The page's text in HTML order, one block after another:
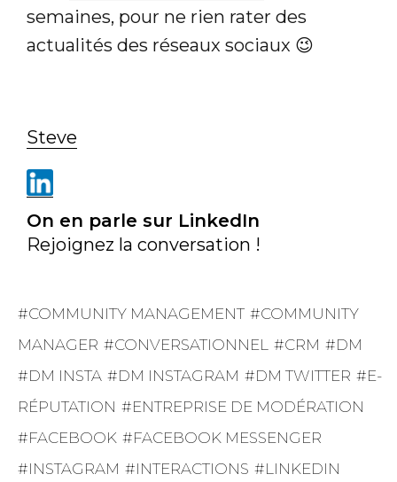
semaines, pour ne rien rater des
actualités des réseaux sociaux 😉
Steve
On en parle sur LinkedIn
Rejoignez la conversation !
COMMUNITY MANAGEMENT
COMMUNITY
MANAGER
CONVERSATIONNEL CRM
DM
DM INSTA
DM INSTAGRAM DM TWITTER
E-
RÉPUTATION
ENTREPRISE DE MODÉRATION
FACEBOOK
FACEBOOK MESSENGER
INSTAGRAM
INTERACTIONS
LINKEDIN